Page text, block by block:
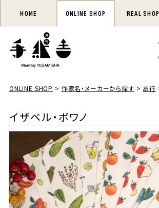
HOME ONLINE SHOP REAL SHOP
ONLINE SHOP 作家名・メーカーから探す あ行
イザベル・ボワノ